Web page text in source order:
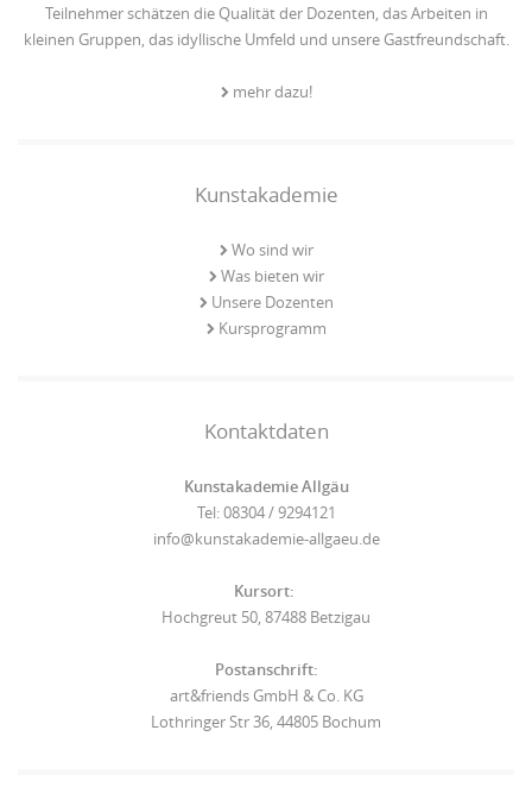
Teilnehmer schätzen die Qualität der Dozenten, das Arbeiten in
kleinen Gruppen, das idyllische Umfeld und unsere Gastfreundschaft.
mehr dazu!
Kunstakademie
Wo sind wir
Was bieten wir
Unsere Dozenten
Kursprogramm
Kontaktdaten
Kunstakademie Allgäu
Tel: 08304 / 9294121
info@kunstakademie-allgaeu.de
Kursort:
Hochgreut 50, 87488 Betzigau
Postanschrift:
art&friends GmbH & Co. KG
Lothringer Str 36, 44805 Bochum